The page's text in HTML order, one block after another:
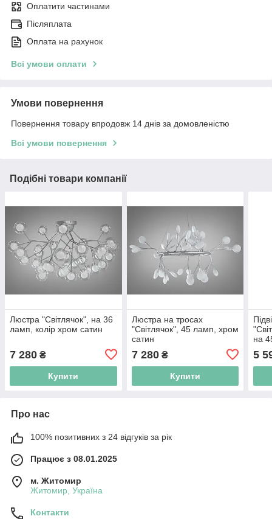
Оплатити частинами
Післяплата
Оплата на рахунок
Всі умови оплати
Умови повернення
Повернення товару впродовж 14 днів за домовленістю
Всі умови повернення
Подібні товари компанії
Люстра "Світлячок", на 36
ламп, колір хром сатин
7 280 ₴
Купити
Люстра на тросах
"Світлячок", 45 ламп, хром
сатин
7 280₴
Купити
на
5
Про нас
100% позитивних з 24 відгуків за рік
Працює з 08.01.2025
м. Житомир
Житомир, Україна
Контакти